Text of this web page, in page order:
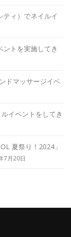
ィ）でネイルイ
トを実施してき
ドマッサージイベ
イベントをしてき
夏祭り！2024」
7月20日